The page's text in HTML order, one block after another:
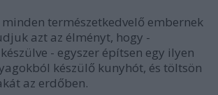
minden természetkedvelő embernek
azt az élményt, hogy -
- egyszer építsen egy ilyen
készülő kunyhót, és töltsön
az erdőben.